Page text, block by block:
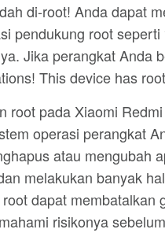
di-root! Anda dapat
pendukung root seperti
Jika perangkat Anda
This device has
root pada Xiaomi
operasi perangkat
atau mengubah
melakukan banyak
dapat membatalkan
risikonya